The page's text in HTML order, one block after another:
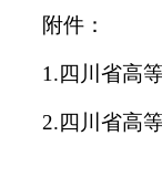
附件：
1.四川省高
2.四川省高